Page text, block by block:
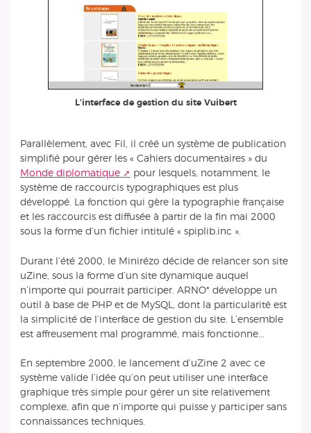
L’interface de gestion du site Vuibert
Parallèlement, avec Fil, il créé un système de publication
simplifié pour gérer les « Cahiers documentaires » du
Monde diplomatique
pour lesquels, notamment, le
système de raccourcis typographiques est plus
développé. La fonction qui gère la typographie française
et les raccourcis est diffusée à partir de la fin mai 2000
sous la forme d’un fichier intitulé « spiplib.inc ».
Durant l’été 2000, le Minirézo décide de relancer son site
uZine, sous la forme d’un site dynamique auquel
n’importe qui pourrait participer. ARNO* développe un
outil à base de PHP et de MySQL, dont la particularité est
la simplicité de l’interface de gestion du site. L’ensemble
est affreusement mal programmé, mais fonctionne...
En septembre 2000, le lancement d’uZine 2 avec ce
système valide l’idée qu’on peut utiliser une interface
graphique très simple pour gérer un site relativement
complexe, afin que n’importe qui puisse y participer sans
connaissances techniques.